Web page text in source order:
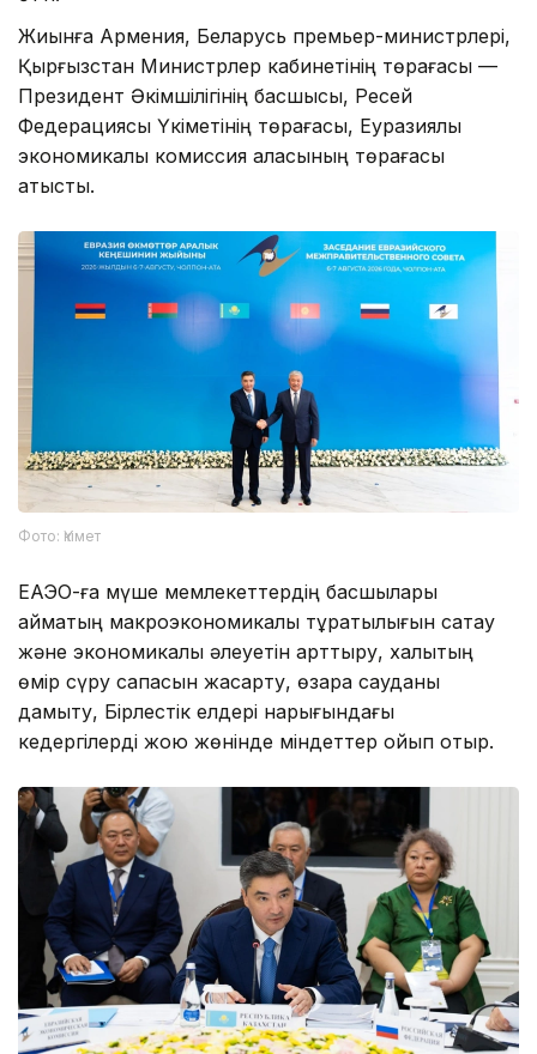
Жиынға Армения, Беларусь премьер-министрлері,
Қырғызстан Министрлер кабинетінің төрағасы —
Президент Әкімшілігінің басшысы, Ресей
Федерациясы Үкіметінің төрағасы, Еуразиялық
экономикалық комиссия алқасының төрағасы
қатысты.
Фото: Үкімет
ЕАЭО-ға мүше мемлекеттердің басшылары
аймақтың макроэкономикалық тұрақтылығын сақтау
және экономикалық әлеуетін арттыру, халықтың
өмір сүру сапасын жақсарту, өзара сауданы
дамыту, Бірлестік елдері нарығындағы
кедергілерді жою жөнінде міндеттер қойып отыр.